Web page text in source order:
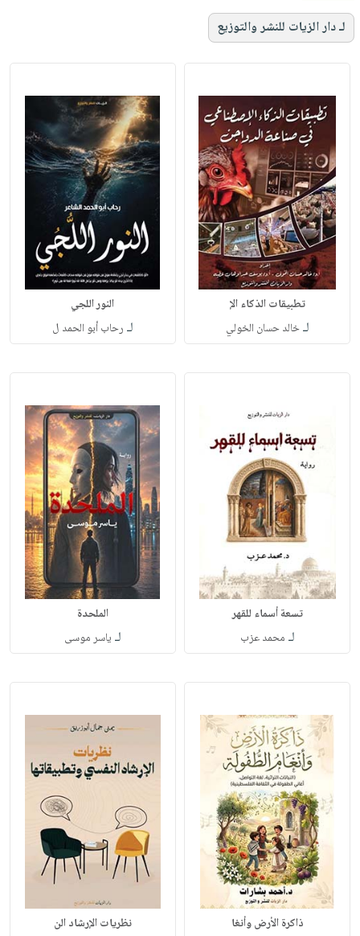
لـ دار الزيات للنشر والتوزيع
تطبيقات الذكاء الإ
لـخالد حسان الخولي
النور اللجي
لـ رحاب أبو الحمد ل
تسعة أسماء للقهر
لـ محمد عزب
الملحدة
لـ ياسر موسى
ذاكرة الأرض وأنغا نظريات الإرشاد الن